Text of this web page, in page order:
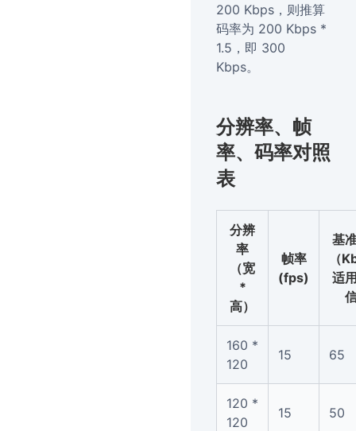
200 Kbps，则推算
码率为 200 Kbps *
1.5，即 300
Kbps。
分辨率、帧
率、码率对照
表
分辨
率
（宽
*
高）
帧率
(fps)
基
（
适
160 *
120
15 65
120 *
120
15 50